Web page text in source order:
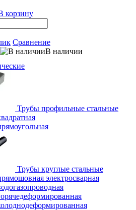
корзину
Сравнение
В наличии
Трубы профильные стальные
Трубы круглые стальные
электросварная